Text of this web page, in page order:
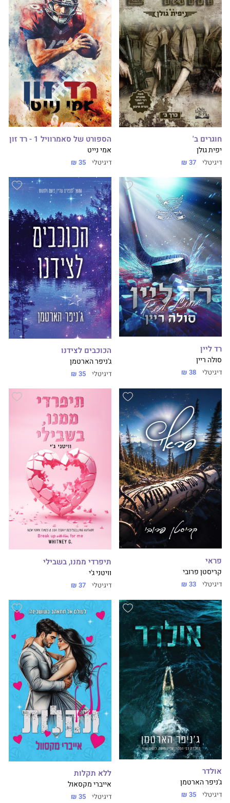
חוגרים ב'
יפית גולן
דיגיטלי 37 ₪
הספורט של סאמרוויל 1 - רד זון
אמי נייט
דיגיטלי 35 ₪
רד ליין
סולה ריין
דיגיטלי 38 ₪
הכוכבים לצידנו
ג'ניפר הארטמן
דיגיטלי 35 ₪
פראי
קריסטן פרובי
דיגיטלי 33 ₪
תיפרדי ממנו, בשבילי
וויטני ג'י
דיגיטלי 37 ₪
אולדר
ג'ניפר הארטמן
דיגיטלי 35 ₪
ללא תקלות
אייברי מקסאול
דיגיטלי 35 ₪